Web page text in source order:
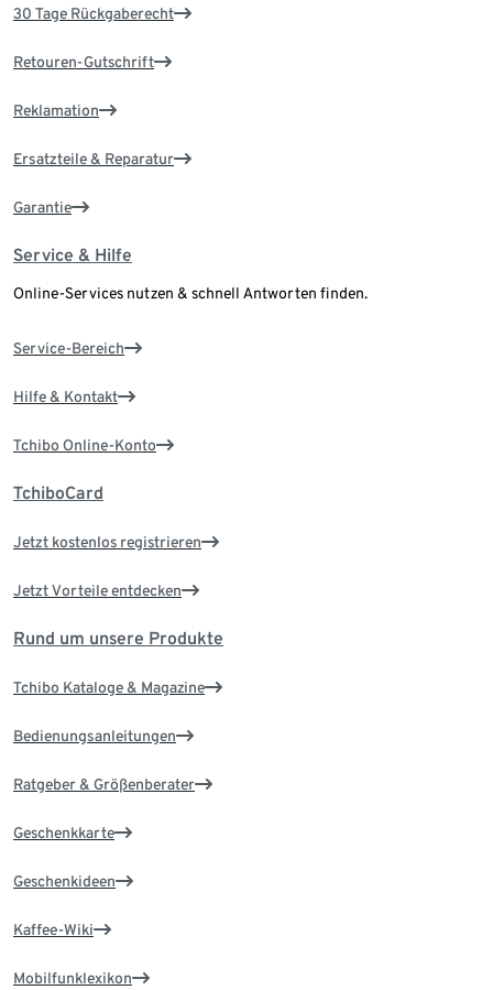
30 Tage Rückgaberecht
Retouren-Gutschrift
Reklamation
Ersatzteile & Reparatur
Garantie
Service & Hilfe
Online-Services nutzen & schnell Antworten finden.
Service-Bereich
Hilfe & Kontakt
Tchibo Online-Konto
TchiboCard
Jetzt kostenlos registrieren
Jetzt Vorteile entdecken
Rund um unsere Produkte
Tchibo Kataloge & Magazine
Bedienungsanleitungen
Ratgeber & Größenberater
Geschenkkarte
Geschenkideen
Kaffee-Wiki
Mobilfunklexikon